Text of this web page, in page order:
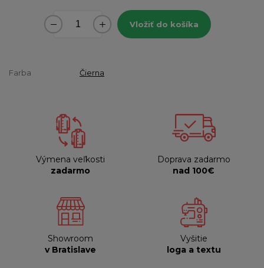
Vložiť do košíka
Farba Čierna
Výmena veľkosti
zadarmo
Doprava zadarmo
nad 100€
Showroom
v Bratislave
Vyšitie
loga a textu